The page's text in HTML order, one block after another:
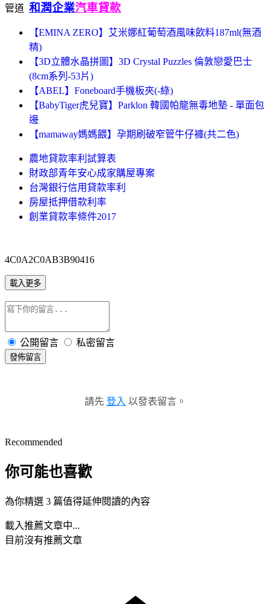
管道 和潤企業汽車貸款
【EMINA ZERO】艾米娜紅葡萄酒風味飲料187ml(無酒
精)
【3D立體水晶拼圖】3D Crystal Puzzles 倫敦戀愛巴士
(8cm系列-53片)
【ABEL】Foneboard手機板夾(-綠)
【BabyTiger虎兒寶】Parklon 韓國帕龍無毒地墊 - 單面包
邊
【mamaway媽媽餵】孕期刷破窄管牛仔褲(共二色)
農地貸款率利試算表
財政部青年安心成家購屋專案
台灣銀行信用貸款率利
房屋抵押借款利率
創業貸款率條件2017
4C0A2C0AB3B90416
載入更多
公開留言 私密留言
發佈留言
請先 登入 以發表留言。
Recommended
你可能也喜歡
為你精選 3 篇值得延伸閱讀的內容
載入推薦文章中...
目前沒有推薦文章